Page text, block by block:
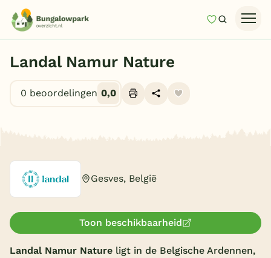
MijnZoeken
Last minutes
Top 12 aanbiedingen
Vakantiepark keuzehulp
Vakantieparken
Landal Namur Nature
0 beoordelingen 0,0
Gesves, België
Toon beschikbaarheid
Landal Namur Nature ligt in de Belgische Ardennen,